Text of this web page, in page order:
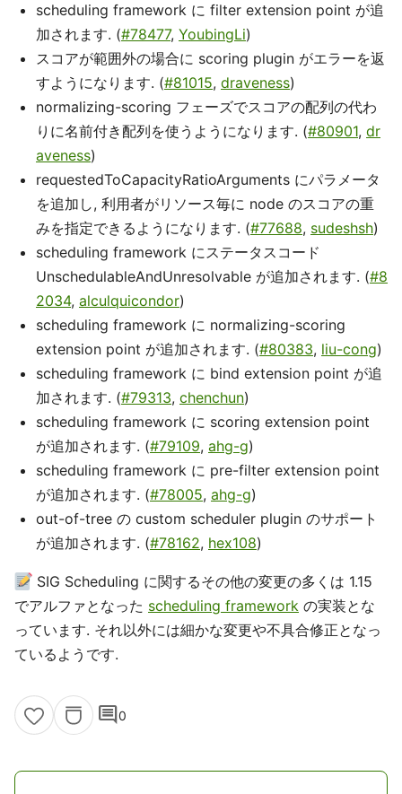
scheduling framework に filter extension point が追
加されます. (#78477, YoubingLi)
スコアが範囲外の場合に scoring plugin がエラーを返
すようになります. (#81015, draveness)
normalizing-scoring フェーズでスコアの配列の代わ
りに名前付き配列を使うようになります. (#80901, dr
aveness)
requestedToCapacityRatioArguments にパラメータ
を追加し, 利用者がリソース毎に node のスコアの重
みを指定できるようになります. (#77688, sudeshsh)
scheduling framework にステータスコード
UnschedulableAndUnresolvable が追加されます. (#8
2034, alculquicondor)
scheduling framework に normalizing-scoring
extension point が追加されます. (#80383, liu-cong)
scheduling framework に bind extension point が追
加されます. (#79313, chenchun)
scheduling framework に scoring extension point
が追加されます. (#79109, ahg-g)
scheduling framework に pre-filter extension point
が追加されます. (#78005, ahg-g)
out-of-tree の custom scheduler plugin のサポート
が追加されます. (#78162, hex108)
SIG Scheduling に関するその他の変更の多くは 1.15
でアルファとなった scheduling framework の実装とな
っています. それ以外には細かな変更や不具合修正となっ
ているようです.
comment0